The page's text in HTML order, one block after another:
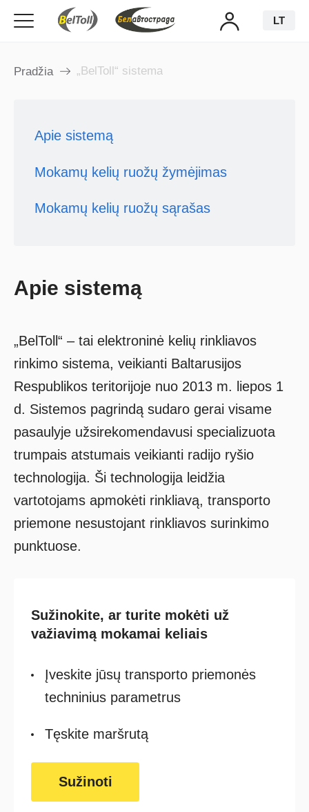
LT
Pradžia „BelToll“ sistema
Apie sistemą
Mokamų kelių ruožų žymėjimas
Mokamų kelių ruožų sąrašas
Apie sistemą
„BelToll“ – tai elektroninė kelių rinkliavos
rinkimo sistema, veikianti Baltarusijos
Respublikos teritorijoje nuo 2013 m. liepos 1
d. Sistemos pagrindą sudaro gerai visame
pasaulyje užsirekomendavusi specializuota
trumpais atstumais veikianti radijo ryšio
technologija. Ši technologija leidžia
vartotojams apmokėti rinkliavą, transporto
priemone nesustojant rinkliavos surinkimo
punktuose.
Sužinokite, ar turite mokėti už
važiavimą mokamai keliais
Įveskite jūsų transporto priemonės
techninius parametrus
Tęskite maršrutą
Sužinoti